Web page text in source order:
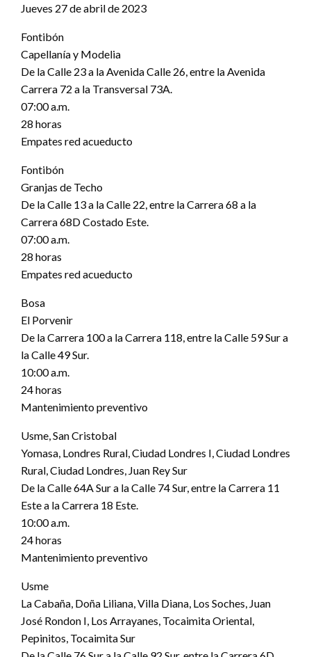
Jueves 27 de abril de 2023
Fontibón
Capellanía y Modelia
De la Calle 23 a la Avenida Calle 26, entre la Avenida
Carrera 72 a la Transversal 73A.
07:00 a.m.
28 horas
Empates red acueducto
Fontibón
Granjas de Techo
De la Calle 13 a la Calle 22, entre la Carrera 68 a la
Carrera 68D Costado Este.
07:00 a.m.
28 horas
Empates red acueducto
Bosa
El Porvenir
De la Carrera 100 a la Carrera 118, entre la Calle 59 Sur a
la Calle 49 Sur.
10:00 a.m.
24 horas
Mantenimiento preventivo
Usme, San Cristobal
Yomasa, Londres Rural, Ciudad Londres I, Ciudad Londres
Rural, Ciudad Londres, Juan Rey Sur
De la Calle 64A Sur a la Calle 74 Sur, entre la Carrera 11
Este a la Carrera 18 Este.
10:00 a.m.
24 horas
Mantenimiento preventivo
Usme
La Cabaña, Doña Liliana, Villa Diana, Los Soches, Juan
José Rondon I, Los Arrayanes, Tocaimita Oriental,
Pepinitos, Tocaimita Sur